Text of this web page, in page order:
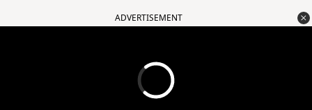
ADVERTISEMENT